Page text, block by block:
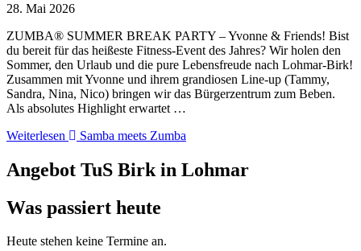
28. Mai 2026
ZUMBA®️ SUMMER BREAK PARTY – Yvonne & Friends! Bist
du bereit für das heißeste Fitness-Event des Jahres? Wir holen den
Sommer, den Urlaub und die pure Lebensfreude nach Lohmar-Birk!
Zusammen mit Yvonne und ihrem grandiosen Line-up (Tammy,
Sandra, Nina, Nico) bringen wir das Bürgerzentrum zum Beben.
Als absolutes Highlight erwartet …
Weiterlesen
Samba meets Zumba
Angebot TuS Birk in Lohmar
Was passiert heute
Heute stehen keine Termine an.